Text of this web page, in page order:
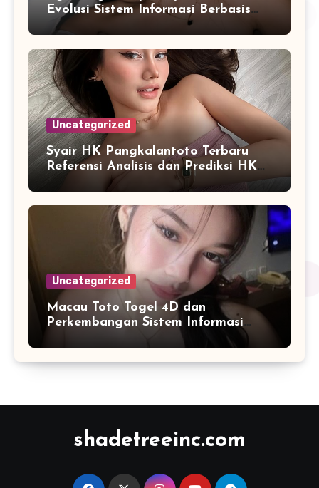
Evolusi Sistem Informasi Berbasis
Platform Online
Uncategorized
Syair HK Pangkalantoto Terbaru
Referensi Analisis dan Prediksi HK
Uncategorized
Macau Toto Togel 4D dan
Perkembangan Sistem Informasi
Berbasis Angka di Era Digital
shadetreeinc.com